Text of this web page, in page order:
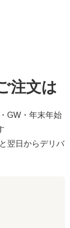
注文は
GW・年末年始
翌日からデリバ